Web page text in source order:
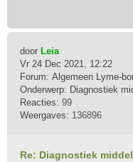
door Leia
Vr 24 Dec 2021, 12:22
Forum: Algemeen Lyme-
Onderwerp: Diagnostiek
Reacties: 99
Weergaves: 136896
Re: Diagnostiek